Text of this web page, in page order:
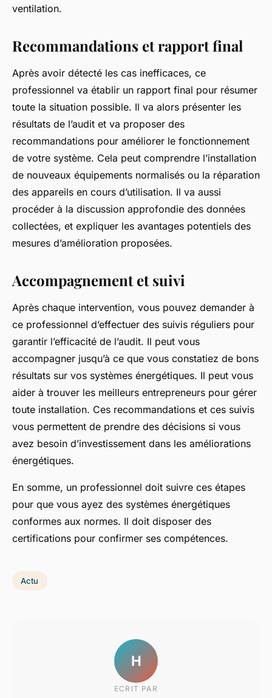
ventilation.
Recommandations et rapport final
Après avoir détecté les cas inefficaces, ce
professionnel va établir un rapport final pour résumer
toute la situation possible. Il va alors présenter les
résultats de l’audit et va proposer des
recommandations pour améliorer le fonctionnement
de votre système. Cela peut comprendre l’installation
de nouveaux équipements normalisés ou la réparation
des appareils en cours d’utilisation. Il va aussi
procéder à la discussion approfondie des données
collectées, et expliquer les avantages potentiels des
mesures d’amélioration proposées.
Accompagnement et suivi
Après chaque intervention, vous pouvez demander à
ce professionnel d’effectuer des suivis réguliers pour
garantir l’efficacité de l’audit. Il peut vous
accompagner jusqu’à ce que vous constatiez de bons
résultats sur vos systèmes énergétiques. Il peut vous
aider à trouver les meilleurs entrepreneurs pour gérer
toute installation. Ces recommandations et ces suivis
vous permettent de prendre des décisions si vous
avez besoin d’investissement dans les améliorations
énergétiques.
En somme, un professionnel doit suivre ces étapes
pour que vous ayez des systèmes énergétiques
conformes aux normes. Il doit disposer des
certifications pour confirmer ses compétences.
Actu
H
ECRIT PAR